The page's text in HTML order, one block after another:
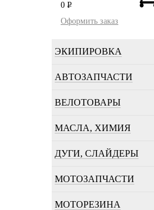
0 P
Оформить заказ
ЭКИПИРОВКА
АВТОЗАПЧАСТИ
ВЕЛОТОВАРЫ
МАСЛА, ХИМИЯ
ДУГИ, СЛАЙДЕРЫ
МОТОЗАПЧАСТИ
МОТОРЕЗИНА